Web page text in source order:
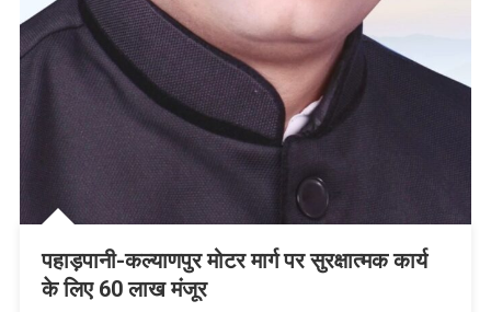
पहाड़पानी-कल्याणपुर मोटर मार्ग पर सुरक्षात्मक कार्य
के लिए 60 लाख मंजूर